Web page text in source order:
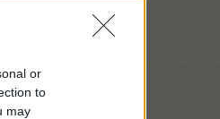
or
to
may